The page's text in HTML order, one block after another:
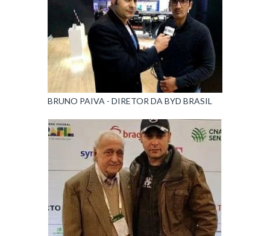
BRUNO PAIVA - DIRETOR DA BYD BRASIL